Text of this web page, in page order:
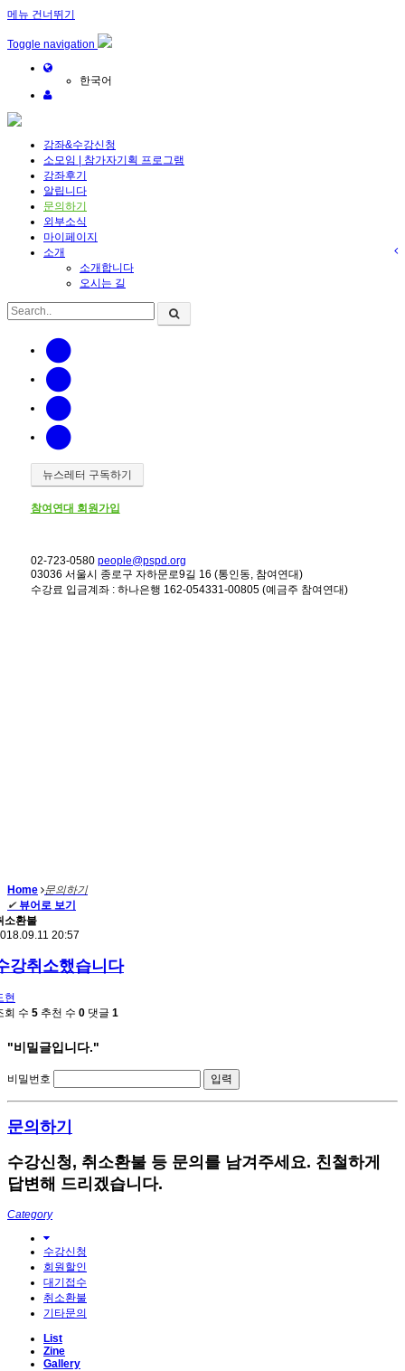
메뉴 건너뛰기
Toggle navigation
한국어
강좌&수강신청
소모임 | 참가자기획 프로그램
강좌후기
알립니다
문의하기
외부소식
마이페이지
소개
소개합니다
오시는 길
뉴스레터 구독하기
참여연대 회원가입
02-723-0580 people@pspd.org
03036 서울시 종로구 자하문로9길 16 (통인동, 참여연대)
수강료 입금계좌 : 하나은행 162-054331-00805 (예금주 참여연대)
Home 문의하기
✔ 뷰어로 보기
소환불
20:57
강취소했습니다
현
회 수 5 추천 수 0 댓글 1
"비밀글입니다."
비밀번호
문의하기
수강신청, 취소환불 등 문의를 남겨주세요. 친철하게
답변해 드리겠습니다.
Category
수강신청
회원할인
대기접수
취소환불
기타문의
List
Zine
Gallery